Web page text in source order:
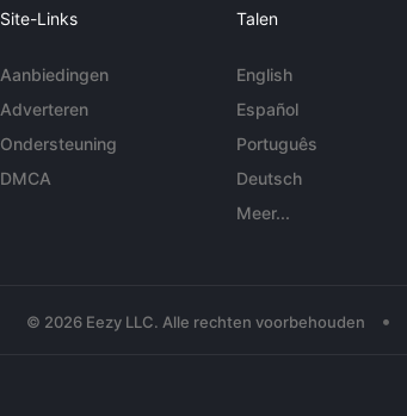
Site-Links
Aanbiedingen
Adverteren
Ondersteuning
DMCA
Talen
English
Español
Português
Deutsch
Meer...
© 2026 Eezy LLC. Alle rechten voorbehouden •